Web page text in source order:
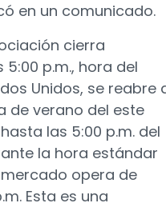
en un comunicado.
cierra
p.m., hora del
Unidos, se reabre
de verano del este
las 5:00 p.m. del
la hora estándar
mercado opera de
Esta es una